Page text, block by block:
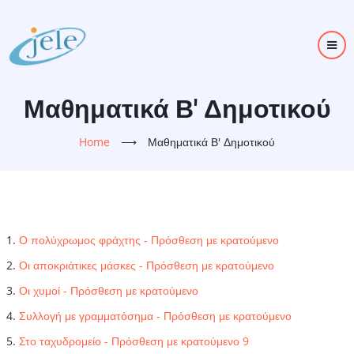
main
content
Μαθηματικά Β' Δημοτικού
Home ⟶ Μαθηματικά Β' Δημοτικού
Ο πολύχρωμος φράχτης - Πρόσθεση με κρατούμενο
Οι αποκριάτικες μάσκες - Πρόσθεση με κρατούμενο
Οι χυμοί - Πρόσθεση με κρατούμενο
Συλλογή με γραμματόσημα - Πρόσθεση με κρατούμενο
Στο ταχυδρομείο - Πρόσθεση με κρατούμενο 9